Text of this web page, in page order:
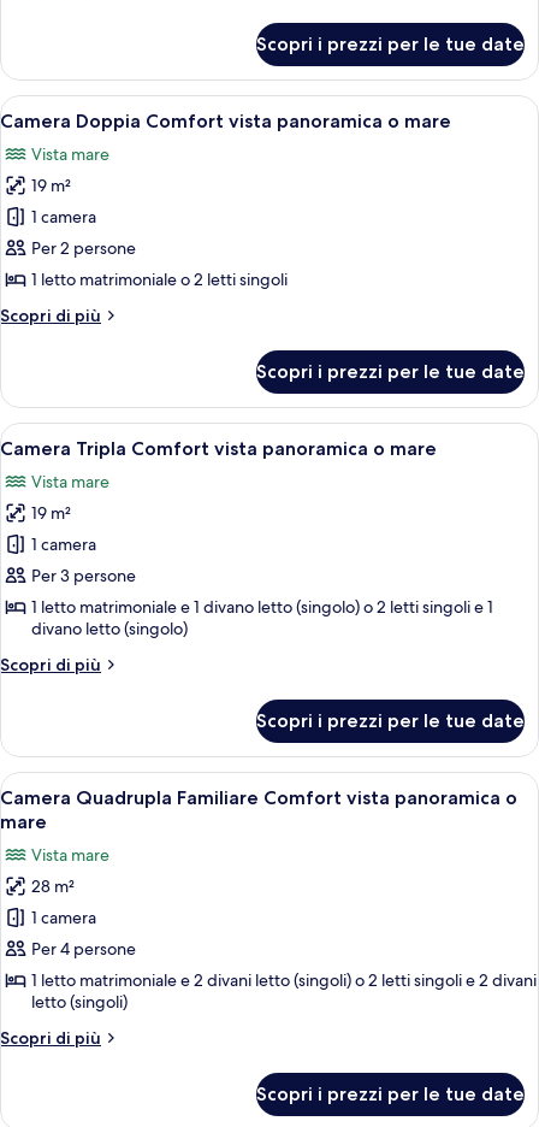
o
collina
Quadrupla
Familiare
classic
interna
o
collina
Scopri i prezzi per le tue date
Apri
tutte
le
foto
per
Camera
Doppia
vista
mare
Una camera d'albergo con un letto,
2
Camera Doppia Comfort vista panoramica o mare
Vista mare
19 m²
1 camera
Per 2 persone
1 letto matrimoniale o 2 letti singoli
Scopri di più
Altri
Doppia
Comfort
vista
o
mare
Scopri i prezzi per le tue date
Apri
tutte
le
foto
per
Camera
Tripla
Comfort
vista
mare
Una camera d'albergo con un letto,
3
Camera Tripla Comfort vista panoramica o mare
Vista mare
19 m²
1 camera
Per 3 persone
1 letto matrimoniale e 1 divano letto (singolo) o 2 letti singoli e 1
divano letto (singolo)
Scopri di più
Altri
Tripla
Comfort
vista
panoramica
mare
Scopri i prezzi per le tue date
Apri
tutte
foto
per
Camera
Quadrupla
Familiare
Comfort
vista
mare
Una stanza con divano, televisore,
2
Camera Quadrupla Familiare Comfort vista panoramica o
mare
Vista mare
28 m²
1 camera
Per 4 persone
1 letto matrimoniale e 2 divani letto (singoli) o 2 letti singoli e 2 divani
letto (singoli)
Scopri di più
Altri
Scopri i prezzi per le tue date